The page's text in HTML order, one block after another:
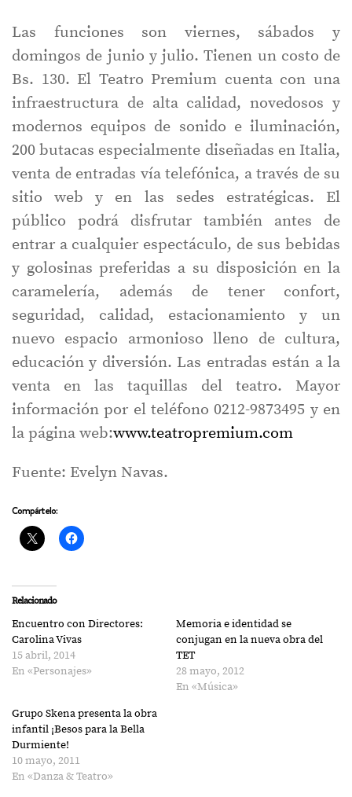
Las funciones son viernes, sábados y
domingos de junio y julio. Tienen un costo de
Bs. 130. El Teatro Premium cuenta con una
infraestructura de alta calidad, novedosos y
modernos equipos de sonido e iluminación,
200 butacas especialmente diseñadas en Italia,
venta de entradas vía telefónica, a través de su
sitio web y en las sedes estratégicas. El
público podrá disfrutar también antes de
entrar a cualquier espectáculo, de sus bebidas
y golosinas preferidas a su disposición en la
caramelería, además de tener confort,
seguridad, calidad, estacionamiento y un
nuevo espacio armonioso lleno de cultura,
educación y diversión. Las entradas están a la
venta en las taquillas del teatro. Mayor
información por el teléfono 0212-9873495 y en
la página web:www.teatropremium.com
Fuente: Evelyn Navas.
Compártelo:
Relacionado
Encuentro con Directores:
Carolina Vivas
15 abril, 2014
En «Personajes»
Memoria e identidad se
conjugan en la nueva obra del
TET
28 mayo, 2012
En «Música»
Grupo Skena presenta la obra
infantil ¡Besos para la Bella
Durmiente!
10 mayo, 2011
En «Danza & Teatro»